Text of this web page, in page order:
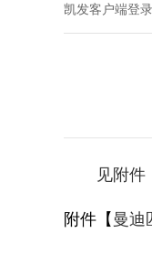
凯发客户端登录
见附件
附件【 曼迪